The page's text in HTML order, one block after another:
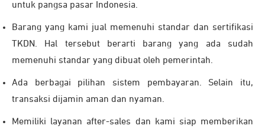
untuk pangsa pasar Indonesia.
Barang yang kami jual memenuhi standar dan sertifikasi
TKDN. Hal tersebut berarti barang yang ada sudah
memenuhi standar yang dibuat oleh pemerintah.
Ada berbagai pilihan sistem pembayaran. Selain itu,
transaksi dijamin aman dan nyaman.
Memiliki layanan after-sales dan kami siap memberikan